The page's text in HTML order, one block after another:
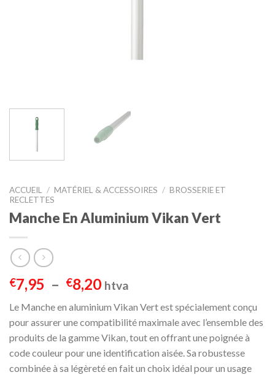
ACCUEIL / MATÉRIEL & ACCESSOIRES / BROSSERIE ET
RECLETTES
Manche En Aluminium Vikan Vert
€7,95 – €8,20Plage
prix :
€7,95
à
€8,20
htva
Le Manche en aluminium Vikan Vert est spécialement conçu
pour assurer une compatibilité maximale avec l’ensemble des
produits de la gamme Vikan, tout en offrant une poignée à
code couleur pour une identification aisée. Sa robustesse
combinée à sa légèreté en fait un choix idéal pour un usage